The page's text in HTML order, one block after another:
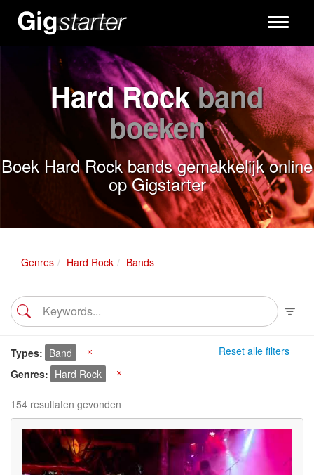
Toggle
Hard Rockband
boeken
Boek Hard Rock bands gemakkelijk online
op Gigstarter
Genres Hard Rock Bands
Reset alle filters
Types Band
Genres
Hard Rock
154 resultaten gevonden